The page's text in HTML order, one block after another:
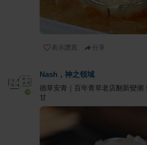
表示讚賞 分享
Nash，神之領域
德草安青｜百年青草老店翻新變潮
甘